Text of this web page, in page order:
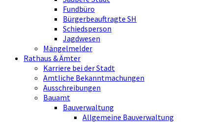
Fundbüro
Bürgerbeauftragte SH
Schiedsperson
Jagdwesen
Mängelmelder
Rathaus & Ämter
Karriere bei der Stadt
Amtliche Bekanntmachungen
Ausschreibungen
Bauamt
Bauverwaltung
Allgemeine Bauverwaltung